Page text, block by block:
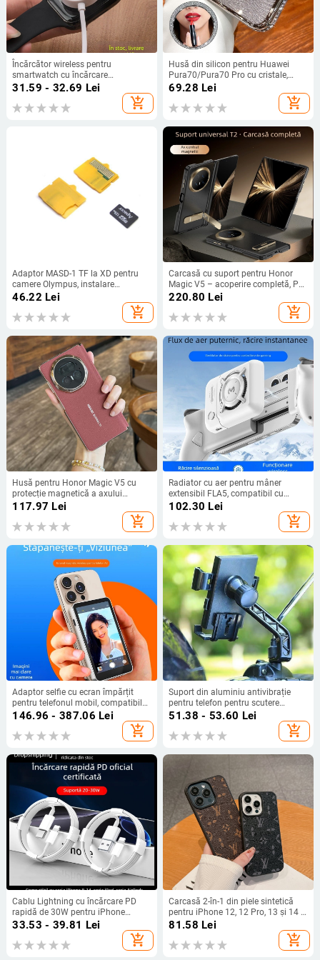
Încărcător wireless pentru
smartwatch cu încărcare
magnetică, Protocol adaptiv, 0,5 A,
31.59 - 32.69 Lei
add_shopping_cart
Husă din silicon pentru Huawei
Pura70/Pura70 Pro cu cristale,
transparentă, estetică, suport
încorporat și disipare a căldurii
69.28 Lei
add_shopping_cart
Adaptor MASD-1 TF la XD pentru
camere Olympus, instalare
încorporată, suport TF, garanție 1
imprimat
46.22 Lei
add_shopping_cart
Carcasă cu suport pentru Honor
Magic V5 – acoperire completă, PC
mat, anti-cădere, anti-amprente
220.80 Lei
add_shopping_cart
Husă pentru Honor Magic V5 cu
protecție magnetică a axului
central, acoperire completă a
electroplacare, protecție anti-cădere
117.97 Lei
add_shopping_cart
Radiator cu aer pentru mâner
extensibil FLA5, compatibil cu
mânerul S2/S3, reglaj în trei trepte,
4W, corp din PC, interfață Type-C,
greutate 68.5 g
102.30 Lei
add_shopping_cart
Adaptor selfie cu ecran împărțit
pentru telefonul mobil, compatibil
cu camera din spate iPhone și
display MagSafe, X40 model,
Bluetooth 4.0, Plastic, 100 g
146.96 - 387.06 Lei
add_shopping_cart
Suport din aluminiu antivibrație
pentru telefon pentru scutere
electrice, motociclete și biciclete —
51.38 - 53.60 Lei
add_shopping_cart
Cablu Lightning cu încărcare PD
rapidă de 30W pentru iPhone
14/13/12/XS Max și iPhone 8/7/6
33.53 - 39.81 Lei
add_shopping_cart
Carcasă 2-în-1 din piele sintetică
pentru iPhone 12, 12 Pro, 13 și 14 —
protecție la șocuri, disipare a
protecție la căderi, anti-amprentă
81.58 Lei
add_shopping_cart